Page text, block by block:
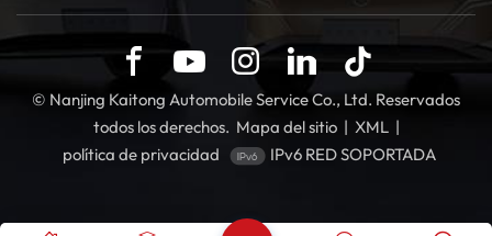
© Nanjing Kaitong Automobile Service Co., Ltd. Reservados
todos los derechos. Mapa del sitio | XML |
política de privacidad
IPv6 RED SOPORTADA